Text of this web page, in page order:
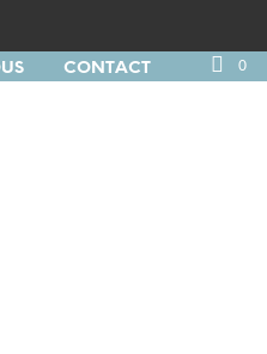
CONTACT 0